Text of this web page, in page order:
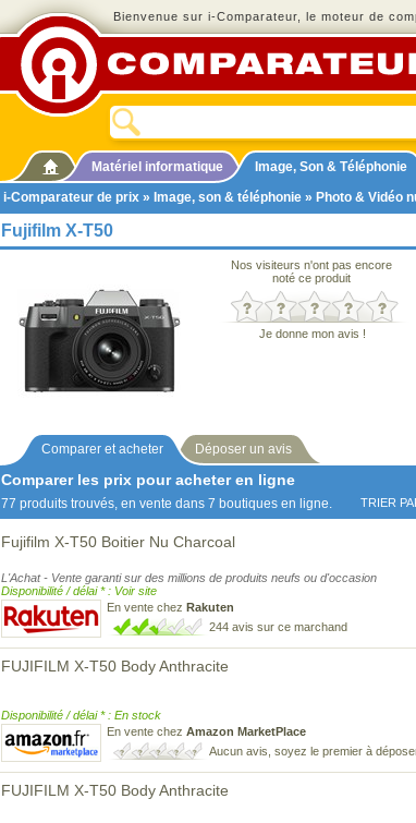
Bienvenue sur i-Comparateur, le moteur de
Matériel informatique Image, Son & Téléphonie
i-Comparateur de prix » Image, son & téléphonie » Photo & Vidéo
Fujifilm X-T50
Nos visiteurs n'ont pas encore
noté ce produit
Je donne mon avis !
Comparer et acheter Déposer un avis
Comparer les prix pour acheter en ligne
77 produits trouvés, en vente dans 7 boutiques en ligne. TRIER
Fujifilm X-T50 Boitier Nu Charcoal
L'Achat - Vente garanti sur des millions de produits neufs ou d'occasion
Disponibilité / délai * : Voir site
En vente chez Rakuten
244 avis sur ce marchand
FUJIFILM X-T50 Body Anthracite
Disponibilité / délai * : En stock
En vente chez Amazon MarketPlace
Aucun avis, soyez le premier à
FUJIFILM X-T50 Body Anthracite